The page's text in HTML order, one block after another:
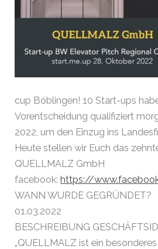
cup Böblingen! 10 Start-ups
Vorentscheidung qualifiziert
2022, um den Einzug ins
Heute stellen wir Euch das
QUELLMALZ GmbH
facebook:https://
WANN WURDE GEGRÜNDET?
01.03.2022
BESCHREIBUNG
„QUELLMALZ ist ein